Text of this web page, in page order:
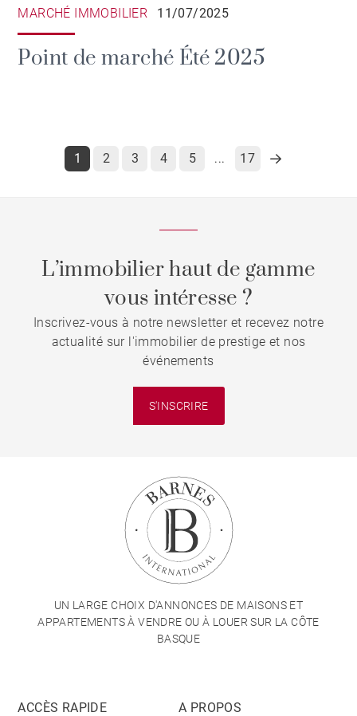
MARCHÉ IMMOBILIER 11/07/2025
Point de marché Été 2025
1 2 3 4 5 ... 17
L’immobilier haut de gamme
vous intéresse ?
Inscrivez-vous à notre newsletter et recevez notre
actualité sur l'immobilier de prestige et nos
événements
S'INSCRIRE
UN LARGE CHOIX D'ANNONCES DE MAISONS ET
APPARTEMENTS À VENDRE OU À LOUER SUR LA CÔTE
BASQUE
ACCÈS RAPIDE
A PROPOS